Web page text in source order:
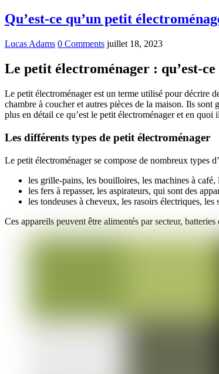
Qu’est-ce qu’un petit
Lucas Adams 0 Comments juillet 18, 2023
Le petit électroménager : qu’est-ce
Le petit électroménager est un terme utilisé pour décrire
chambre à coucher et autres pièces de la maison. Ils
plus en détail ce qu’est le petit électroménager et en
Les différents types de petit électroménager
Le petit électroménager se compose de nombreux types
les grille-pains, les bouilloires, les machines à
les fers à repasser, les aspirateurs, qui sont des
les tondeuses à cheveux, les rasoirs électriques,
Ces appareils peuvent être alimentés par secteur,